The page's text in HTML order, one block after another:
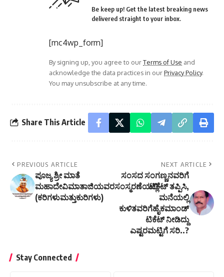
Be keep up! Get the latest breaking news
delivered straight to your inbox.
[mc4wp_form]
By signing up, you agree to ourTerms of Use and
acknowledge the data practices in ourPrivacy Policy.
You may unsubscribe at any time.
Share This Article
PREVIOUS ARTICLE
ಪೂಜ್ಯ ಶ್ರೀ ಮಾತೆ
ಮಹಾದೇವಿಮಾತಾಜಿಯವರಸಂಸ್ಮರಣೆಯಲ್ಲಿ-
(ಕರಿಗಳುಮತ್ತುಕುರಿಗಳು)
NEXT ARTICLE
ಸಂಸದ ಸಂಗಣ್ಣನವರಿಗೆ
ಟಿಕೆಟ್ ತಪ್ಪಿಸಿ,
ಮನೆಯಲ್ಲಿ
ಕುಳಿತವರಿಗೆಹೈಕಮಾಂಡ್
ಟಿಕೆಟ್ ನೀಡಿದ್ದು
ಎಷ್ಟರಮಟ್ಟಿಗೆ ಸರಿ..?
Stay Connected